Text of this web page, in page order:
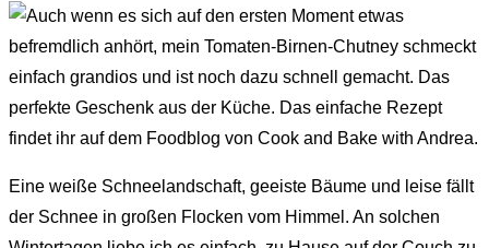
Eine weiße Schneelandschaft, geeiste Bäume und leise fällt
der Schnee in großen Flocken vom Himmel. An solchen